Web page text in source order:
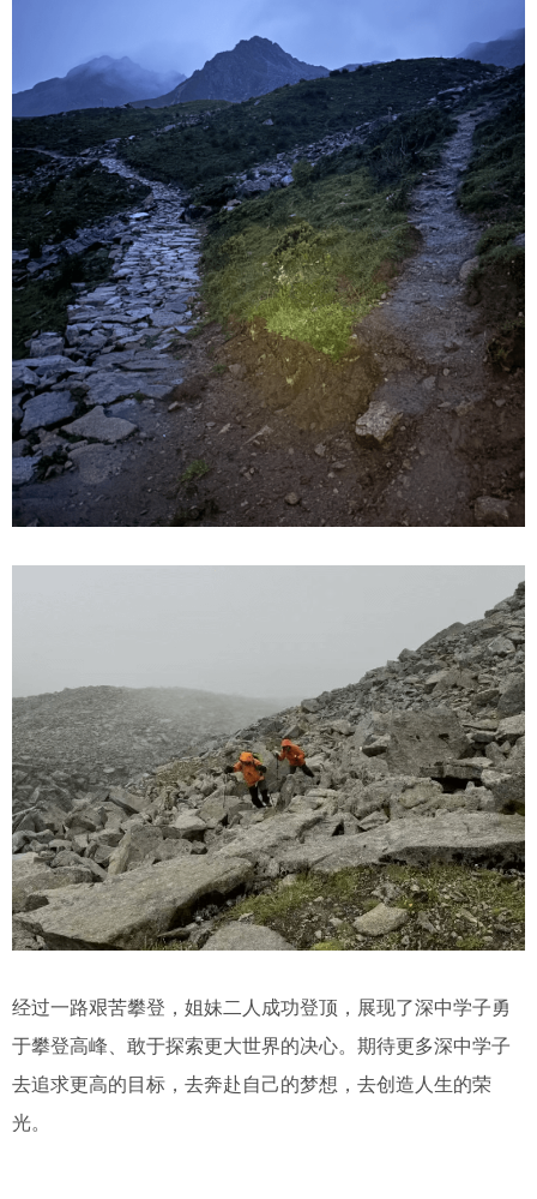
经过一路艰苦攀登，姐妹二人成功登顶，展现了深中学子勇
于攀登高峰、敢于探索更大世界的决心。期待更多深中学子
去追求更高的目标，去奔赴自己的梦想，去创造人生的荣
光。